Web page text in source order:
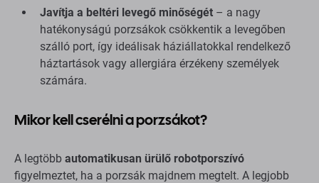
Javítja a beltéri levegő minőségét – a nagy
hatékonyságú porzsákok csökkentik a levegőben
szálló port, így ideálisak háziállatokkal rendelkező
háztartások vagy allergiára érzékeny személyek
számára.
Mikor kell cserélni a porzsákot?
A legtöbb automatikusan ürülő robotporszívó
figyelmeztet, ha a porzsák majdnem megtelt. A legjobb